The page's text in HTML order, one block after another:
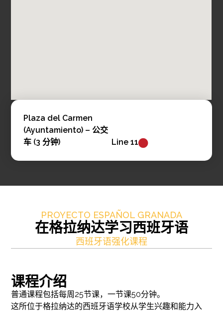
Plaza del Carmen
(Ayuntamiento) – 公交
车 (3 分钟)
Line 11
PROYECTO ESPAÑOL GRANADA
在格拉纳达学习西班牙语
西班牙语强化课程
课程介绍
普通课程包括每周25节课，一节课50分钟。
这所位于格拉纳达的西班牙语学校从学生兴趣和能力入